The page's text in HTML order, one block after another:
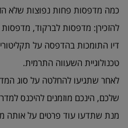
כמה מדפסות פחות נפוצות שלא
להזכירן: מדפסות לברקוד, מדפסות
דיו התומכות בהדפסה על
טכנולוגיית השעווה התרמית.
לאחר שתגיעו להחלטה על סוג
שלכם, הינכם מוזמנים להיכנס
מנת שתדעו עוד פרטים על אותה